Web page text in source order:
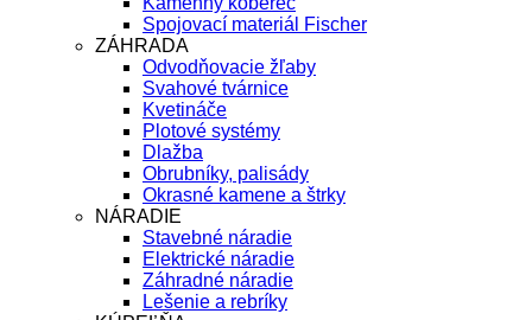
Spojovací materiál Fischer
ZÁHRADA
Odvodňovacie žľaby
Svahové tvárnice
Kvetináče
Plotové systémy
Dlažba
Obrubníky, palisády
Okrasné kamene a štrky
NÁRADIE
Stavebné náradie
Elektrické náradie
Záhradné náradie
Lešenie a rebríky